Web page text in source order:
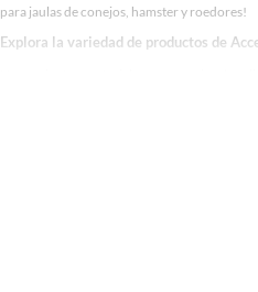
para jaulas de conejos, hamster y roedores!
Explora la variedad de productos de
Herramientas, materiales y accesorios de